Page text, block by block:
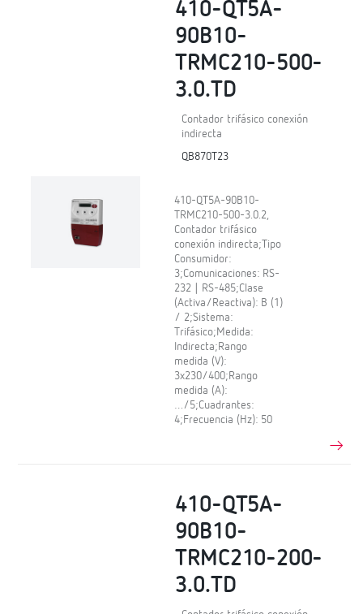
410-QT5A-
90B10-
TRMC210-500-
3.0.TD
Contador trifásico conexión
indirecta
QB870T23
410-QT5A-90B10-
TRMC210-500-3.0.2,
Contador trifásico
conexión indirecta;Tipo
Consumidor:
3;Comunicaciones: RS-
232 | RS-485;Clase
(Activa/Reactiva): B (1)
/ 2;Sistema:
Trifásico;Medida:
Indirecta;Rango
medida (V):
3x230/400;Rango
medida (A):
…/5;Cuadrantes:
4;Frecuencia (Hz): 50
410-QT5A-
90B10-
TRMC210-200-
3.0.TD